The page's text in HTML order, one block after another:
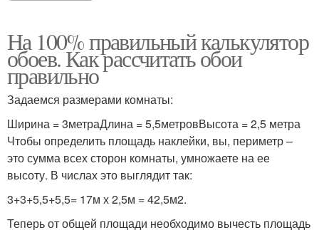
На 100% правильный калькулятор
обоев. Как рассчитать обои
правильно
Задаемся размерами комнаты:
Ширина = 3метраДлина = 5,5метровВысота = 2,5 метра
Чтобы определить площадь наклейки, вы, периметр –
это сумма всех сторон комнаты, умножаете на ее
высоту. В числах это выглядит так:
3+3+5,5+5,5= 17м х 2,5м = 42,5м2.
Теперь от общей площади необходимо вычесть площадь